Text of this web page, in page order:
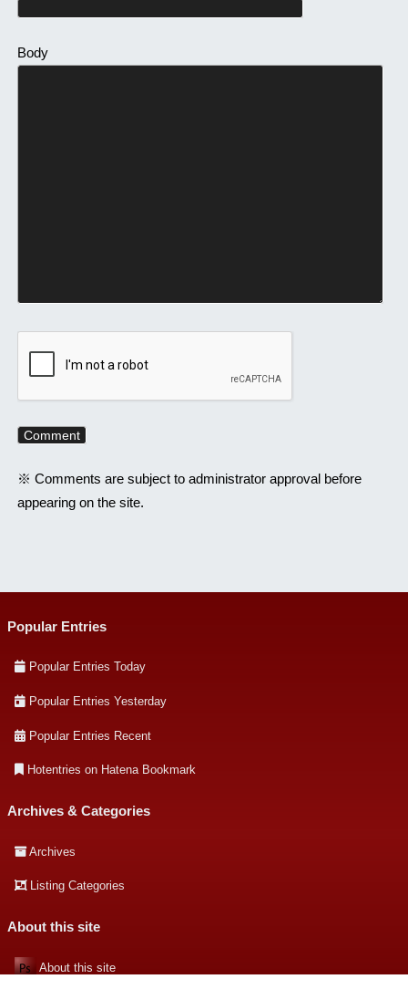
Body
※ Comments are subject to administrator approval before
appearing on the site.
Popular Entries
Popular Entries Today
Popular Entries Yesterday
Popular Entries Recent
Hotentries on Hatena Bookmark
Archives & Categories
Archives
Listing Categories
About this site
About this site